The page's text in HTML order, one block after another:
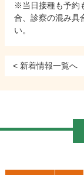
※当日接種も予約
合、診察の混み具
い。
< 新着情報一覧へ